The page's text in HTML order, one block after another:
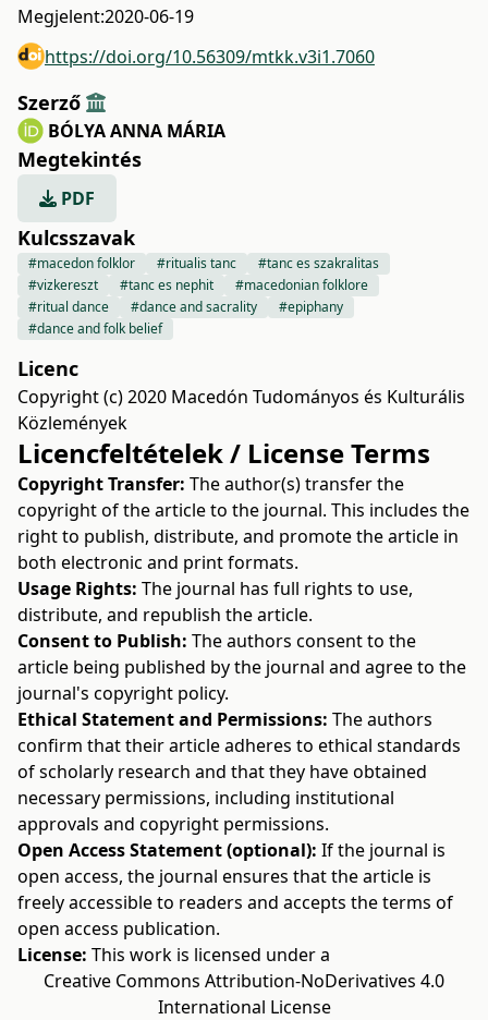
Megjelent:2020-06-19
https://doi.org/10.56309/mtkk.v3i1.7060
Szerző
BÓLYA ANNA MÁRIA
Megtekintés
PDF
Kulcsszavak
#macedon folklor #ritualis tanc
#tanc es szakralitas
#vizkereszt
#tanc es nephit
#macedonian folklore
#ritual dance
#dance and sacrality
#epiphany
#dance and folk belief
Licenc
Copyright (c) 2020 Macedón Tudományos és Kulturális
Közlemények
Licencfeltételek / License Terms
Copyright Transfer: The author(s) transfer the
copyright of the article to the journal. This includes the
right to publish, distribute, and promote the article in
both electronic and print formats.
Usage Rights: The journal has full rights to use,
distribute, and republish the article.
Consent to Publish: The authors consent to the
article being published by the journal and agree to the
journal's copyright policy.
Ethical Statement and Permissions: The authors
confirm that their article adheres to ethical standards
of scholarly research and that they have obtained
necessary permissions, including institutional
approvals and copyright permissions.
Open Access Statement (optional): If the journal is
open access, the journal ensures that the article is
freely accessible to readers and accepts the terms of
open access publication.
License: This work is licensed under a
Creative Commons Attribution-NoDerivatives 4.0
International License